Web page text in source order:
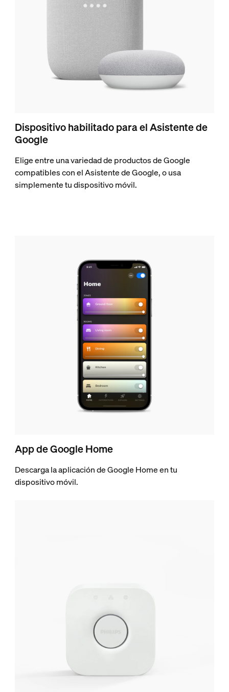
Dispositivo habilitado para el Asistente de
Google
Elige entre una variedad de productos de Google
compatibles con el Asistente de Google, o usa
simplemente tu dispositivo móvil.
App de Google Home
Descarga la aplicación de Google Home en tu
dispositivo móvil.